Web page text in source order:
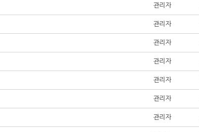
관리자
관리자
관리자
관리자
관리자
관리자
관리자